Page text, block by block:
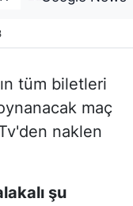
tüm biletleri
maç
naklen
şu